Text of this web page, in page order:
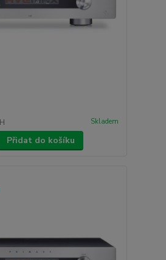
Skladem
Přidat do košíku